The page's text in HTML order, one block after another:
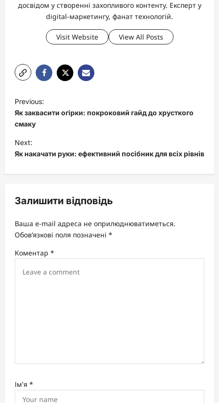
досвідом у створенні захопливого контенту. Експерт у
digital-маркетингу, фанат технологій.
Visit Website View All Posts
P
o
s
t
n
a
i
a
i
Previous:
Як заквасити огірки: покроковий гайд до хрусткого
смаку
Next:
Як накачати руки: ефективний посібник для всіх рівнів
Залишити відповідь
Ваша e-mail адреса не оприлюднюватиметься.
Обов’язкові поля позначені *
Коментар *
Ім'я *